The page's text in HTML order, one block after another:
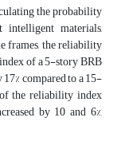
the probability
materials,
frames, the reliability
of a 5-story BRB
compared to a 15-
the reliability index
by 10 and 6%,